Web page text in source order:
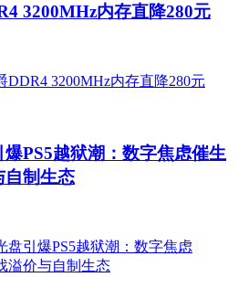
3200MHz内存直降280元
PS5越狱潮：数字焦虑催生
自制生态